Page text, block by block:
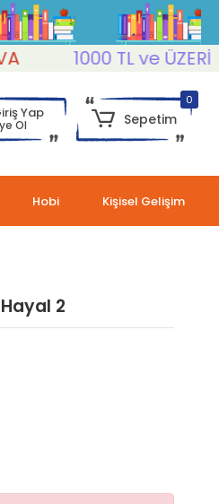
1000 TL ve ÜZERİ
Yap
Ol
0
Sepetim
Hobi Kişisel Gelişim
2